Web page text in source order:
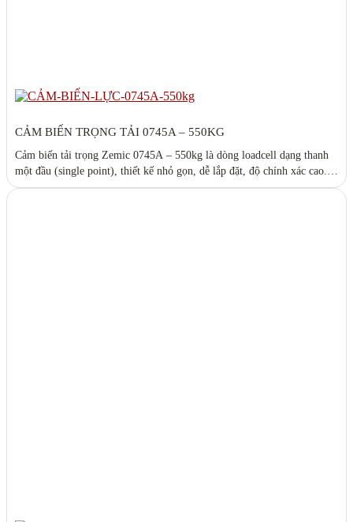
CẢM BIẾN TRỌNG TẢI 0745A – 550KG
Cảm biến tải trọng Zemic 0745A – 550kg là dòng loadcell dạng thanh
một đầu (single point), thiết kế nhỏ gọn, dễ lắp đặt, độ chính xác cao.
Phù hợp cho cân bàn, cân băng tải, máy đóng gói và các hệ thống cân